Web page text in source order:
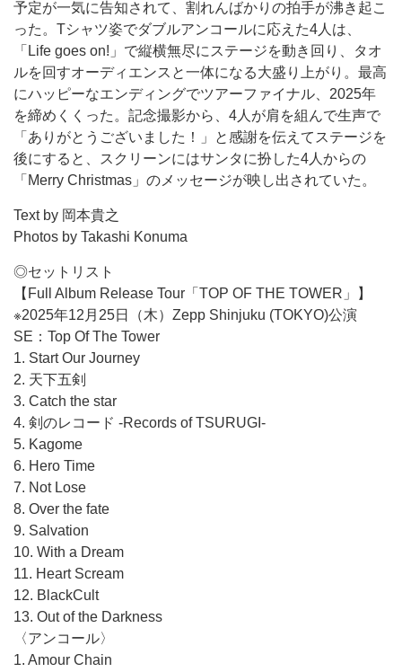
予定が一気に告知されて、割れんばかりの拍手が沸き起こ
った。Tシャツ姿でダブルアンコールに応えた4人は、
「Life goes on!」で縦横無尽にステージを動き回り、タオ
ルを回すオーディエンスと一体になる大盛り上がり。最高
にハッピーなエンディングでツアーファイナル、2025年
を締めくくった。記念撮影から、4人が肩を組んで生声で
「ありがとうございました！」と感謝を伝えてステージを
後にすると、スクリーンにはサンタに扮した4人からの
「Merry Christmas」のメッセージが映し出されていた。
Text by 岡本貴之
Photos by Takashi Konuma
◎セットリスト
【Full Album Release Tour「TOP OF THE TOWER」】
※2025年12月25日（木）Zepp Shinjuku (TOKYO)公演
SE：Top Of The Tower
1. Start Our Journey
2. 天下五剣
3. Catch the star
4. 剣のレコード -Records of TSURUGI-
5. Kagome
6. Hero Time
7. Not Lose
8. Over the fate
9. Salvation
10. With a Dream
11. Heart Scream
12. BlackCult
13. Out of the Darkness
〈アンコール〉
1. Amour Chain